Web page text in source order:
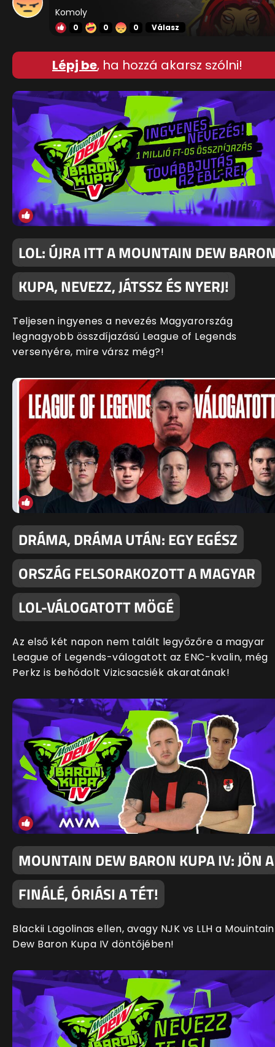
Komoly
0 0 0 Válasz
Lépj be, ha hozzá akarsz szólni!
LOL: ÚJRA ITT A MOUNTAIN DEW
KUPA, NEVEZZ, JÁTSSZ ÉS NYERJ!
Teljesen ingyenes a nevezés Magyarország
legnagyobb összdíjazású League of Legends
versenyére, mire vársz még?!
DRÁMA, DRÁMA UTÁN: EGY EGÉSZ
ORSZÁG FELSORAKOZOTT A MAGYAR
LOL-VÁLOGATOTT MÖGÉ
Az első két napon nem talált legyőzőre a magyar
League of Legends-válogatott az ENC-kvalin, még
Perkz is behódolt Vizicsacsiék akaratának!
MOUNTAIN DEW BARON KUPA IV: JÖN A
FINÁLÉ, ÓRIÁSI A TÉT!
Blackii Lagolinas ellen, avagy NJK vs LLH a Mouintain
Dew Baron Kupa IV döntőjében!